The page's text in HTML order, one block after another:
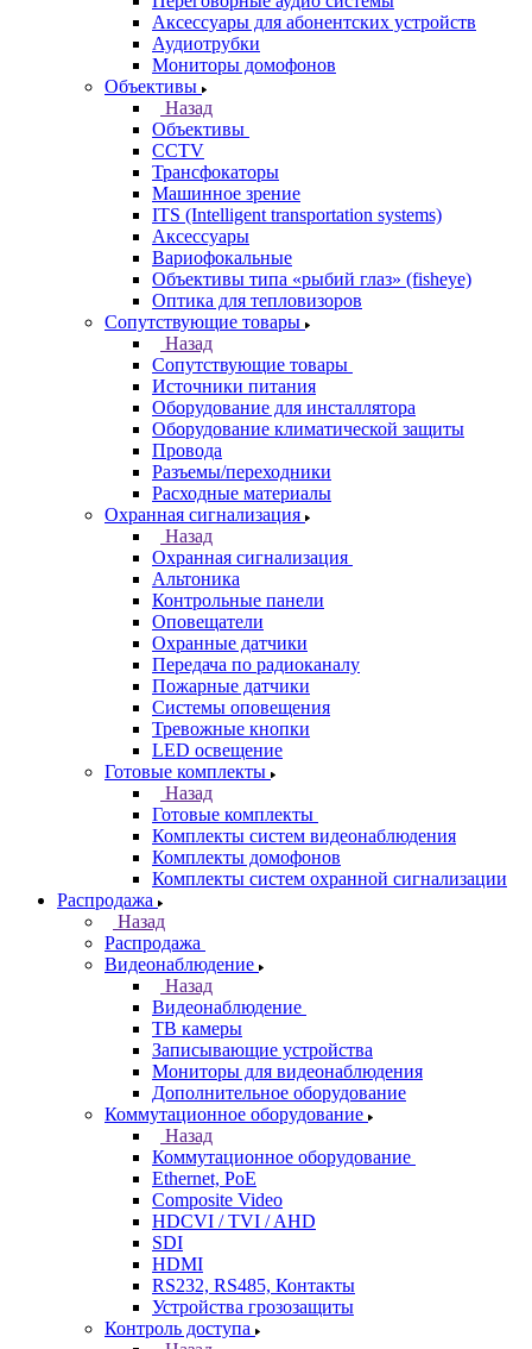
Аксессуары для абонентских устройств
Аудиотрубки
Мониторы домофонов
Объективы
Назад
Объективы
CCTV
Трансфокаторы
Машинное зрение
ITS (Intelligent transportation systems)
Аксессуары
Вариофокальные
Объективы типа «рыбий глаз» (fisheye)
Оптика для тепловизоров
Сопутствующие товары
Назад
Сопутствующие товары
Источники питания
Оборудование для инсталлятора
Оборудование климатической защиты
Провода
Разъемы/переходники
Расходные материалы
Охранная сигнализация
Назад
Охранная сигнализация
Альтоника
Контрольные панели
Оповещатели
Охранные датчики
Передача по радиоканалу
Пожарные датчики
Системы оповещения
Тревожные кнопки
LED освещение
Готовые комплекты
Назад
Готовые комплекты
Комплекты систем видеонаблюдения
Комплекты домофонов
Комплекты систем охранной сигнализации
Распродажа
Назад
Распродажа
Видеонаблюдение
Назад
Видеонаблюдение
ТВ камеры
Записывающие устройства
Мониторы для видеонаблюдения
Дополнительное оборудование
Коммутационное оборудование
Назад
Коммутационное оборудование
Ethernet, PoE
Composite Video
HDCVI / TVI / AHD
SDI
HDMI
RS232, RS485, Контакты
Устройства грозозащиты
Контроль доступа